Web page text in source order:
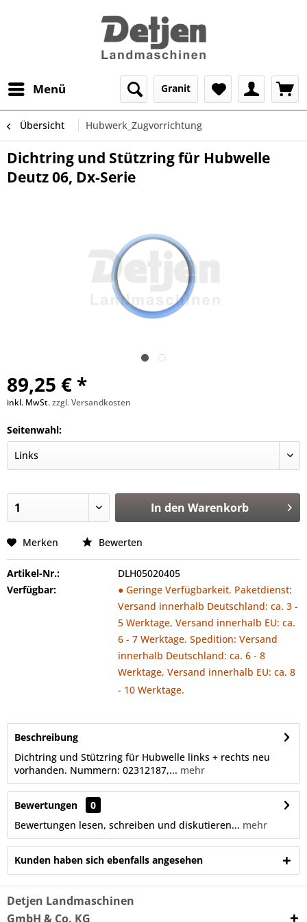
Menü Granit
Übersicht Hubwerk_Zugvorrichtung
Dichtring und Stützring für Hubwelle
Deutz 06, Dx-Serie
89,25 € *
inkl. MwSt.zzgl. Versandkosten
Seitenwahl:
In den Warenkorb
Merken Bewerten
Artikel-Nr.:
DLH05020405
Verfügbar:
● Geringe Verfügbarkeit. Paketdienst:
Versand innerhalb Deutschland: ca. 3 -
5 Werktage, Versand innerhalb EU: ca.
6 - 7 Werktage. Spedition: Versand
innerhalb Deutschland: ca. 6 - 8
Werktage, Versand innerhalb EU: ca. 8
- 10 Werktage.
Beschreibung
Dichtring und Stützring für Hubwelle links + rechts neu
vorhanden. Nummern: 02312187,... mehr
Bewertungen
0
Bewertungen lesen, schreiben und diskutieren... mehr
Kunden haben sich ebenfalls angesehen
Detjen Landmaschinen
GmbH & Co. KG